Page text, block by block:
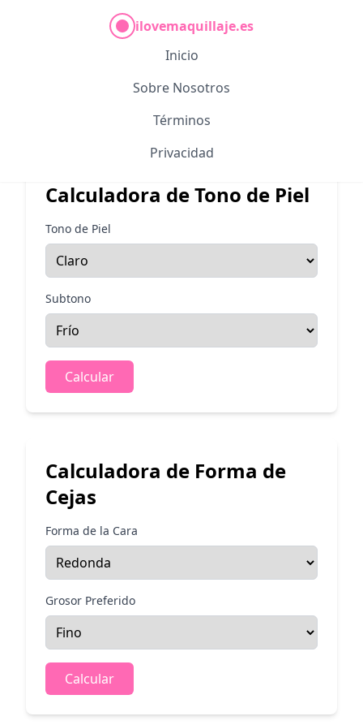
ilovemaquillaje.es
Inicio
Sobre Nosotros
Términos
Privacidad
Calculadoras de
Maquillaje
Calculadora de Tono de Piel
Tono de Piel
Subtono
Calcular
Calculadora de Forma de
Cejas
Forma de la Cara
Grosor Preferido
Calcular